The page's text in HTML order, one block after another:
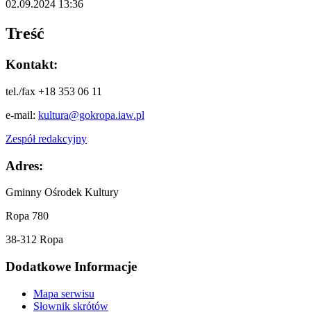
02.09.2024 13:36
Treść
Kontakt:
tel./fax +18 353 06 11
e-mail: kultura@gokropa.iaw.pl
Zespół redakcyjny
Adres:
Gminny Ośrodek Kultury
Ropa 780
38-312 Ropa
Dodatkowe Informacje
Mapa serwisu
Słownik skrótów